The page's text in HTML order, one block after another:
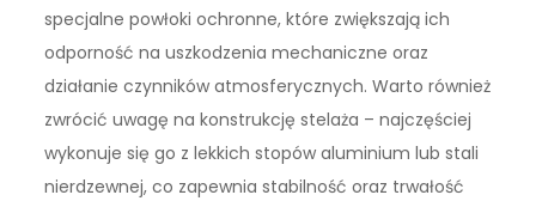
specjalne powłoki ochronne, które zwiększają ich
odporność na uszkodzenia mechaniczne oraz
działanie czynników atmosferycznych. Warto również
zwrócić uwagę na konstrukcję stelaża – najczęściej
wykonuje się go z lekkich stopów aluminium lub stali
nierdzewnej, co zapewnia stabilność oraz trwałość